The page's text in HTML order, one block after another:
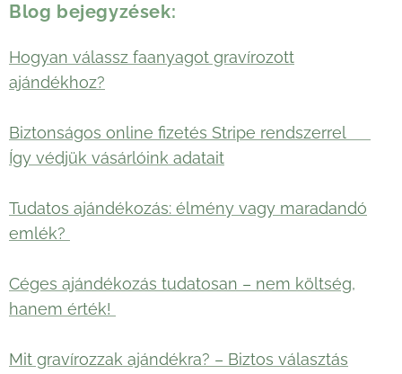
Blog bejegyzések:
Hogyan válassz faanyagot gravírozott
ajándékhoz?
Biztonságos online fizetés Stripe rendszerrel 🛡️
Így védjük vásárlóink adatait
Tudatos ajándékozás: élmény vagy maradandó
emlék?
Céges ajándékozás tudatosan – nem költség,
hanem érték!
Mit gravírozzak ajándékra? – Biztos választás